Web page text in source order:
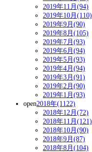
2019年11月(94)
2019年10月(110)
2019年9月(90)
2019年8月(105)
2019年7月(93)
2019年6月(94)
2019年5月(93)
2019年4月(94)
2019年3月(91)
2019年2月(90)
2019年1月(93)
open2018年(1122)
2018年12月(72)
2018年11月(121)
2018年10月(90)
2018年9月(87)
2018年8月(104)